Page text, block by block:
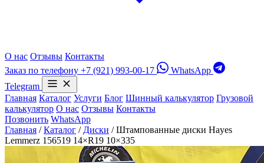
О нас Отзывы Контакты
Заказ по телефону +7 (921) 993-00-17
WhatsApp
Telegram
Главная Каталог Услуги Блог Шинный калькулятор Грузовой
калькулятор О нас Отзывы Контакты
Позвонить WhatsApp
Главная / Каталог / Диски / Штампованные диски Hayes
Lemmerz 156519 14×R19 10×335